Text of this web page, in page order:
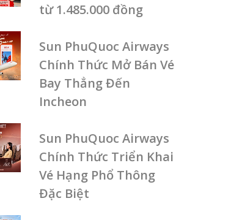
từ 1.485.000 đồng
Sun PhuQuoc Airways
Chính Thức Mở Bán Vé
Bay Thẳng Đến
Incheon
Sun PhuQuoc Airways
Chính Thức Triển Khai
Vé Hạng Phổ Thông
Đặc Biệt